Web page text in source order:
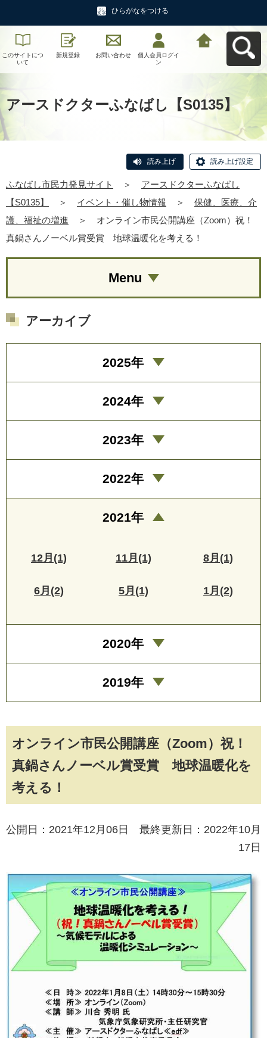
ひらがなをつける
このサイトにつ
いて
新規登録 お問い合わせ
個人会員ログイ
ン
アースドクターふなばし【S0135】
読み上げ 読み上げ設定
ふなばし市民力発見サイト ＞
アースドクターふなばし
【S0135】
＞ イベント・催し物情報 ＞
保健、医療、介
護、福祉の増進
＞
オンライン市民公開講座（Zoom）祝！
真鍋さんノーベル賞受賞 地球温暖化を考える！
オンライン市民公開講座（Zoom）祝！
真鍋さんノーベル賞受賞 地球温暖化を
考える！
公開日：2021年12月06日 最終更新日：2022年10月
17日
Menu
アーカイブ
2025年
2024年
2023年
2022年
2021年
12月(1) 11月(1) 8月(1)
6月(2) 5月(1) 1月(2)
2020年
2019年